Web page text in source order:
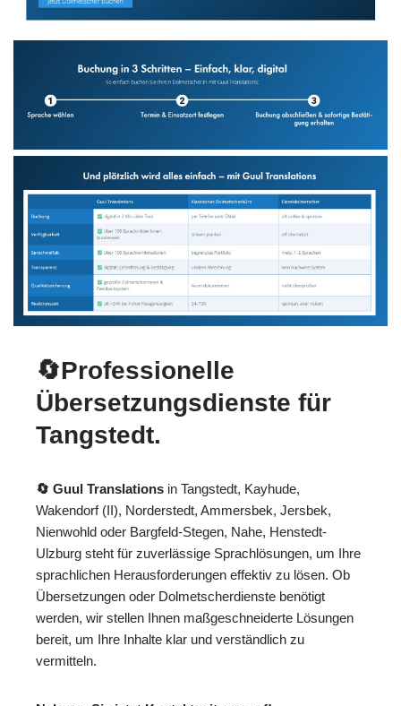
🔄Professionelle
Übersetzungsdienste für
Tangstedt.
🔄 Guul Translations in Tangstedt, Kayhude,
Wakendorf (II), Norderstedt, Ammersbek, Jersbek,
Nienwohld oder Bargfeld-Stegen, Nahe, Henstedt-
Ulzburg steht für zuverlässige Sprachlösungen, um Ihre
sprachlichen Herausforderungen effektiv zu lösen. Ob
Übersetzungen oder Dolmetscherdienste benötigt
werden, wir stellen Ihnen maßgeschneiderte Lösungen
bereit, um Ihre Inhalte klar und verständlich zu
vermitteln.